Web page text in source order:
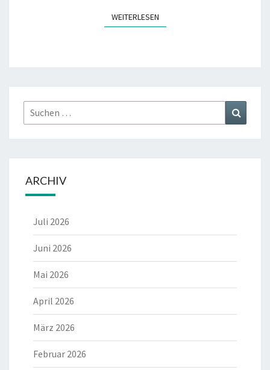
WEITERLESENWEITERLESEN
Suchen
nach:
ARCHIV
Juli 2026
Juni 2026
Mai 2026
April 2026
März 2026
Februar 2026